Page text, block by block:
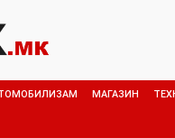
МАГАЗИН